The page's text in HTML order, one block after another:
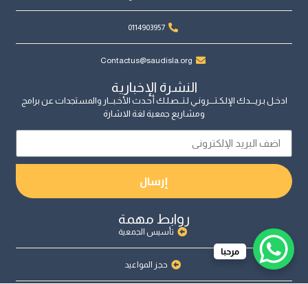
0114903957
Contactus@saudisla.org
النشرة الإخبارية
ادخـل بـريــــدك الإلـكـتــــرونـي لـتـــصـلـك أحـدث الأخـبـــار والمستجدات عن برامج
ومشاريع جمعية لغة الاشارة
إرسال
روابط مهمة
تأسيس الجمعية
حجز المواعيد
مرحبا